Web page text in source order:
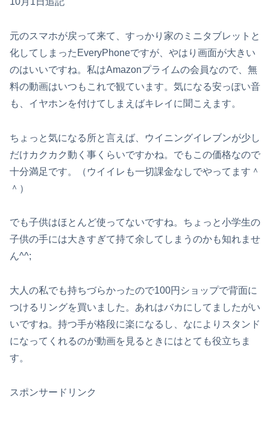
元のスマホが戻って来て、すっかり家のミニタブレットと
化してしまったEveryPhoneですが、やはり画面が大きい
のはいいですね。私はAmazonプライムの会員なので、無
料の動画はいつもこれで観ています。気になる安っぽい音
も、イヤホンを付けてしまえばキレイに聞こえます。
ちょっと気になる所と言えば、ウイニングイレブンが少し
だけカクカク動く事くらいですかね。でもこの価格なので
十分満足です。（ウイイレも一切課金なしでやってます＾
＾）
でも子供はほとんど使ってないですね。ちょっと小学生の
子供の手には大きすぎて持て余してしまうのかも知れませ
ん^^;
大人の私でも持ちづらかったので100円ショップで背面に
つけるリングを買いました。あれはバカにしてましたがい
いですね。持つ手が格段に楽になるし、なによりスタンド
になってくれるのが動画を見るときにはとても役立ちま
す。
スポンサードリンク